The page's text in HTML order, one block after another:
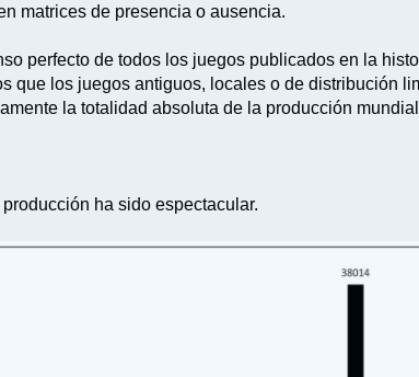
matrices de presencia o ausencia.
perfecto de todos los juegos publicados en la
que los juegos antiguos, locales o de distribución
la totalidad absoluta de la producción
ha sido espectacular.